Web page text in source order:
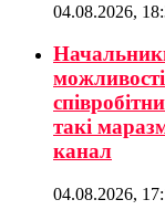
04.08.2026,
такі
канал
04.08.2026,